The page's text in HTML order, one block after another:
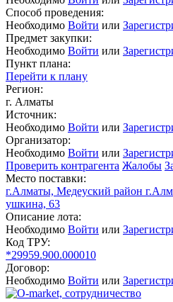
Способ проведения:
Необходимо Войти или
Предмет закупки:
Необходимо Войти или
Пункт плана:
Перейти к плану
Регион:
г. Алматы
Источник:
Необходимо Войти или
Организатор:
Необходимо Войти или
Проверить контрагента Жалобы
Место поставки:
г.Алматы, Медеуский район
ушкина, 63
Описание лота:
Необходимо Войти или
Код ТРУ:
*29959.900.000010
Договор:
Необходимо Войти или